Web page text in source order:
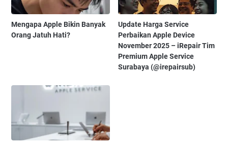
Mengapa Apple Bikin Banyak
Orang Jatuh Hati?
Update Harga Service
Perbaikan Apple Device
November 2025 – iRepair Tim
Premium Apple Service
Surabaya (@irepairsub)